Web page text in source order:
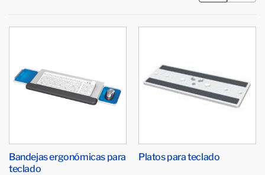
Bandejas ergonómicas para
teclado
Platos para teclado